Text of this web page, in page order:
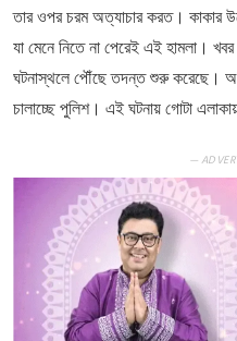
তার ওপর চরম অত্যাচার করত। কাকার
যা মেনে নিতে না পেরেই এই হামলা।
ঘটনাস্থলে পৌঁছে তদন্ত শুরু করেছে।
চালাচ্ছে পুলিশ। এই ঘটনায় গোটা
—